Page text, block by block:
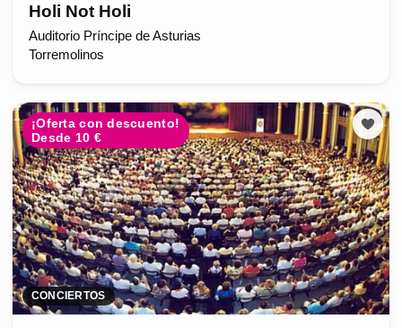
Holi Not Holi
Auditorio Príncipe de Asturias
Torremolinos
¡Oferta con descuento!
Desde 10 €
CONCIERTOS